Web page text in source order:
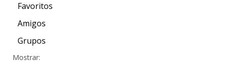
Favoritos
Amigos
Grupos
Mostrar: